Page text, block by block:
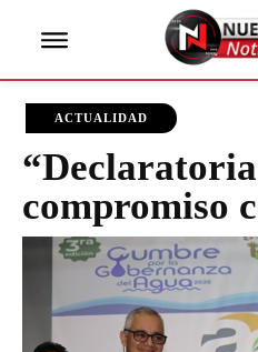
ACTUALIDAD
compromiso